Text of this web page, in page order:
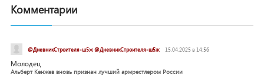
Комментарии
@ДневникСтроителя-ш5ж @ДневникСтроителя-ш5ж 15.04.2025 в 14:56
Молодец
Альберт Кенжев вновь признан лучший армрестлером России